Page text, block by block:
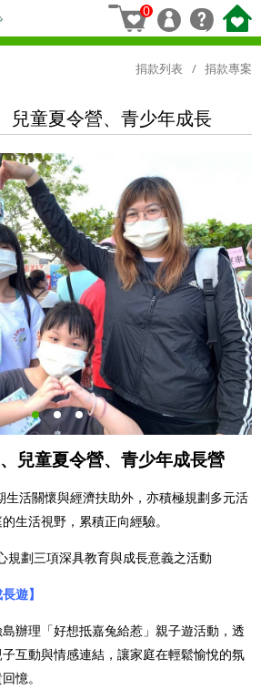
0
捐款列表 捐款專案
兒童夏令營、青少年成長
兒童夏令營、青少年成長營
生活關懷與經濟扶助外，亦積極規劃多元活
生活視野，累積正向經驗。
規劃三項深具教育與成長意義之活動
遊】
辦理「好想抵嘉兔給惹」親子遊活動，透
互動與情感連結，讓家庭在輕鬆愉悅的氛
憶。